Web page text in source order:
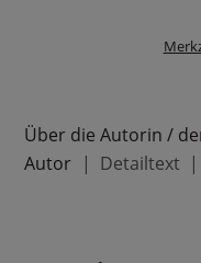
Über die Autorin /
Autor
Detailtext